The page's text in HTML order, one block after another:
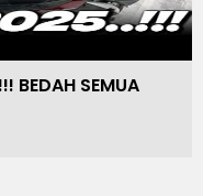
BEDAH SEMUA